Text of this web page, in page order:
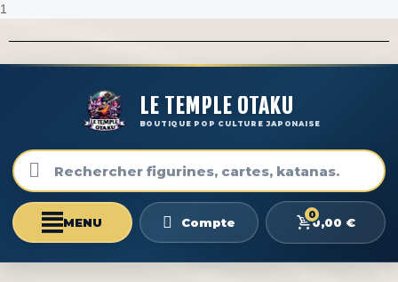
1
LE TEMPLE OTAKU
BOUTIQUE POP CULTURE JAPONAISE
Compte
0
0,00 €